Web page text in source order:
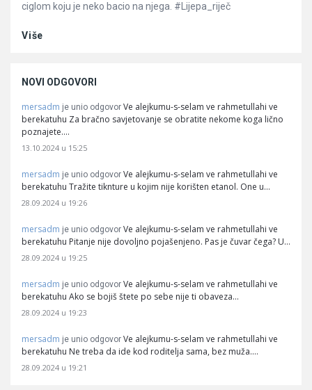
ciglom koju je neko bacio na njega. #Lijepa_riječ
Više
NOVI ODGOVORI
mersadm je unio odgovor Ve alejkumu-s-selam ve rahmetullahi ve
berekatuhu Za bračno savjetovanje se obratite nekome koga lično
poznajete.…
13.10.2024 u 15:25
mersadm je unio odgovor Ve alejkumu-s-selam ve rahmetullahi ve
berekatuhu Tražite tiknture u kojim nije korišten etanol. One u…
28.09.2024 u 19:26
mersadm je unio odgovor Ve alejkumu-s-selam ve rahmetullahi ve
berekatuhu Pitanje nije dovoljno pojašenjeno. Pas je čuvar čega? U…
28.09.2024 u 19:25
mersadm je unio odgovor Ve alejkumu-s-selam ve rahmetullahi ve
berekatuhu Ako se bojiš štete po sebe nije ti obaveza…
28.09.2024 u 19:23
mersadm je unio odgovor Ve alejkumu-s-selam ve rahmetullahi ve
berekatuhu Ne treba da ide kod roditelja sama, bez muža.…
28.09.2024 u 19:21